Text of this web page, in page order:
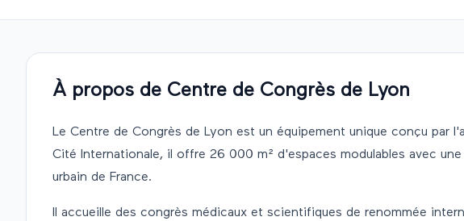
À propos de Centre de Congrès de Lyon
Le Centre de Congrès de Lyon est un équipement unique conçu par
Cité Internationale, il offre 26 000 m² d'espaces modulables avec une
urbain de France.
Il accueille des congrès médicaux et scientifiques de renommée